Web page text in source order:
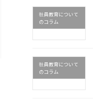
社員教育について
のコラム
社員教育について
のコラム